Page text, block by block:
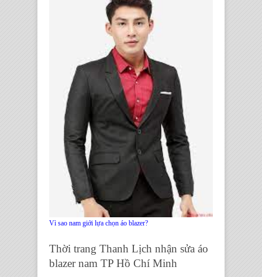
Vì sao nam giới lựa chọn áo blazer?
Thời trang Thanh Lịch nhận sửa áo
blazer nam TP Hồ Chí Minh